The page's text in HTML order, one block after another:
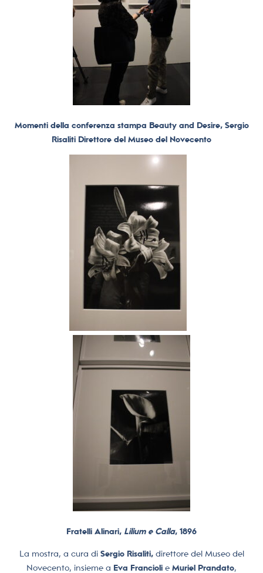
Momenti della conferenza stampa Beauty and Desire, Sergio
Risaliti Direttore del Museo del Novecento
Fratelli Alinari, Lilium e Calla, 1896
La mostra, a cura di Sergio Risaliti,direttore del Museo del
Novecento, insieme a Eva Francioli e Muriel Prandato,